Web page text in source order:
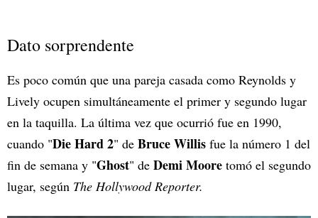
Dato sorprendente
Es poco común que una pareja casada como Reynolds y
Lively ocupen simultáneamente el primer y segundo lugar
en la taquilla. La última vez que ocurrió fue en 1990,
cuando "Die Hard 2" de Bruce Willis fue la número 1 del
fin de semana y "Ghost" de Demi Moore tomó el segundo
lugar, según The Hollywood Reporter.